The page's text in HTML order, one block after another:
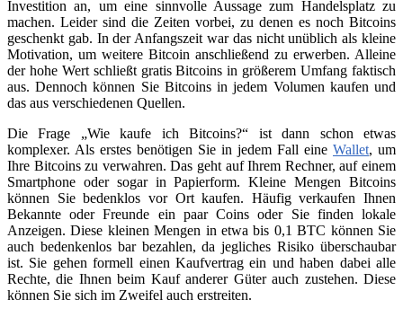
Investition an, um eine sinnvolle Aussage zum Handelsplatz zu
machen. Leider sind die Zeiten vorbei, zu denen es noch Bitcoins
geschenkt gab. In der Anfangszeit war das nicht unüblich als kleine
Motivation, um weitere Bitcoin anschließend zu erwerben. Alleine
der hohe Wert schließt gratis Bitcoins in größerem Umfang faktisch
aus. Dennoch können Sie Bitcoins in jedem Volumen kaufen und
das aus verschiedenen Quellen.
Die Frage „Wie kaufe ich Bitcoins?“ ist dann schon etwas
komplexer. Als erstes benötigen Sie in jedem Fall eine Wallet, um
Ihre Bitcoins zu verwahren. Das geht auf Ihrem Rechner, auf einem
Smartphone oder sogar in Papierform. Kleine Mengen Bitcoins
können Sie bedenklos vor Ort kaufen. Häufig verkaufen Ihnen
Bekannte oder Freunde ein paar Coins oder Sie finden lokale
Anzeigen. Diese kleinen Mengen in etwa bis 0,1 BTC können Sie
auch bedenkenlos bar bezahlen, da jegliches Risiko überschaubar
ist. Sie gehen formell einen Kaufvertrag ein und haben dabei alle
Rechte, die Ihnen beim Kauf anderer Güter auch zustehen. Diese
können Sie sich im Zweifel auch erstreiten.